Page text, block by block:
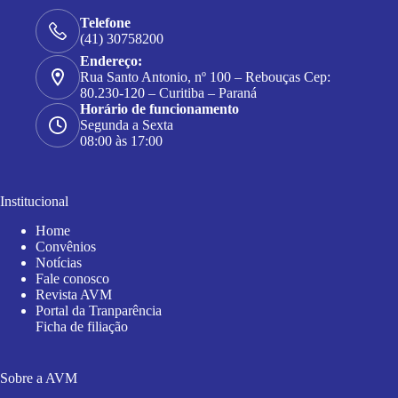
Telefone
(41) 30758200
Endereço:
Rua Santo Antonio, nº 100 – Rebouças Cep:
80.230-120 – Curitiba – Paraná
Horário de funcionamento
Segunda a Sexta
08:00 às 17:00
Institucional
Home
Convênios
Notícias
Fale conosco
Revista AVM
Portal da Tranparência
Ficha de filiação
Sobre a AVM